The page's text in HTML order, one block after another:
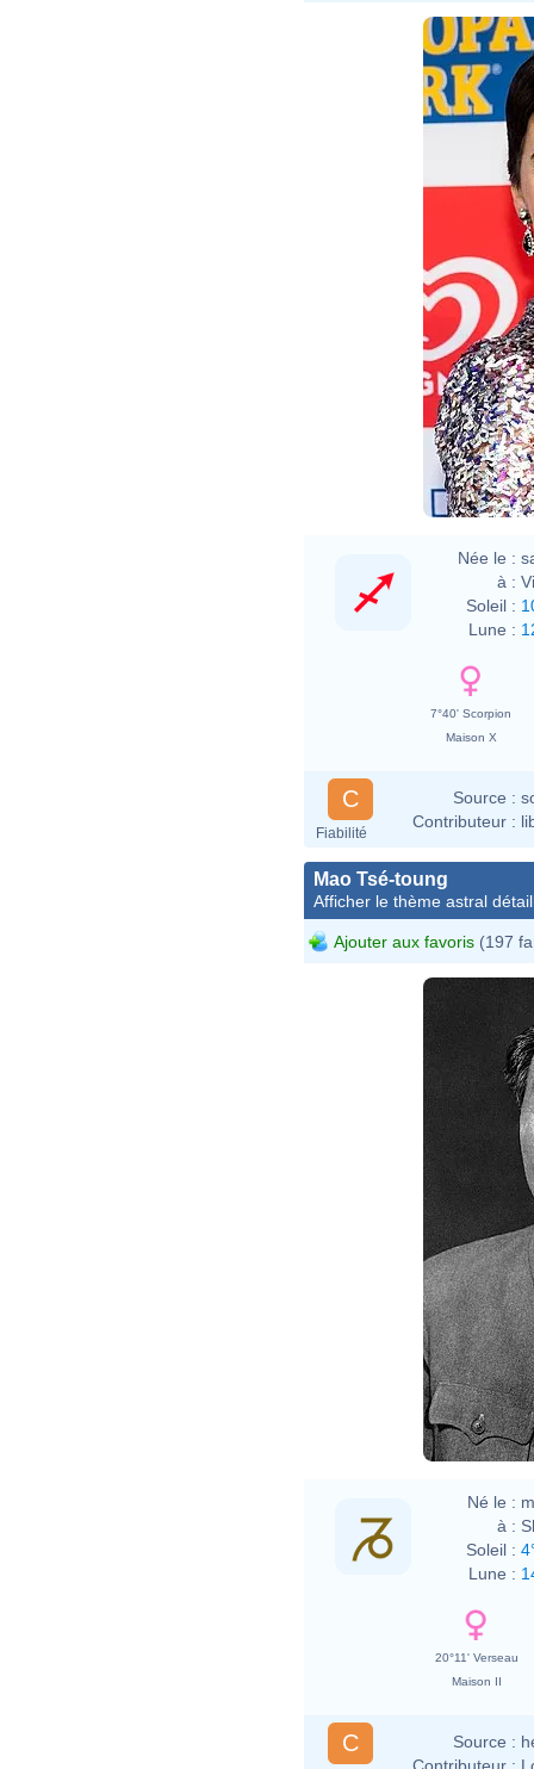
Née le :
à :
Soleil :
Lune :
7°40' Scorpion
Maison X
C
Fiabilité
Source :
Contributeur :
Mao Tsé-toung
Afficher le thème astral
Ajouter aux favoris (197
Né le :
à :
Soleil :
Lune :
20°11' Verseau
Maison II
C Source :
Contributeur :